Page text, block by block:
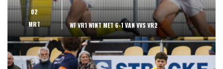
02
MRT
WF VR1 WINT MET 6-1 VAN VVS VR2